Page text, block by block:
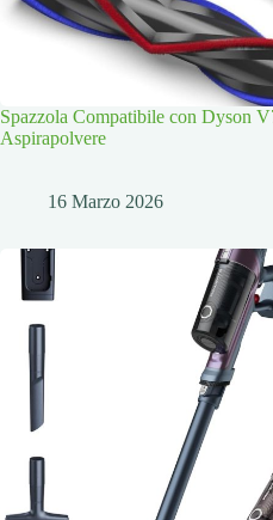
Spazzola Compatibile con Dyson
Aspirapolvere
16 Marzo 2026